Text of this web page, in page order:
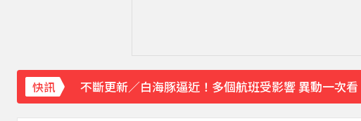
快訊 不斷更新／白海豚逼近！多個航班受影響 異動一次看